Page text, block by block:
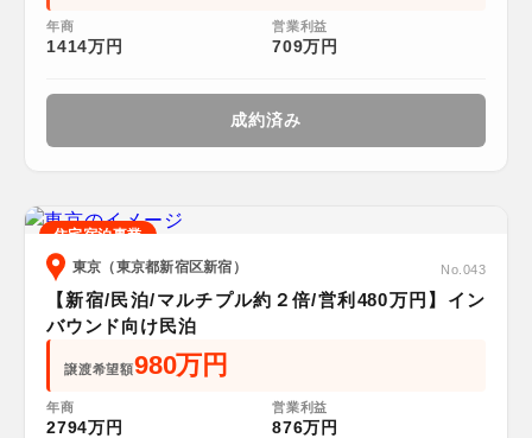
年商
1414万円
営業利益
709万円
成約済み
住宅宿泊事業
東京（東京都新宿区新宿）
No.043
【新宿/民泊/マルチプル約２倍/営利480万円】イン
バウンド向け民泊
譲渡希望額980万円
年商
2794万円
営業利益
876万円